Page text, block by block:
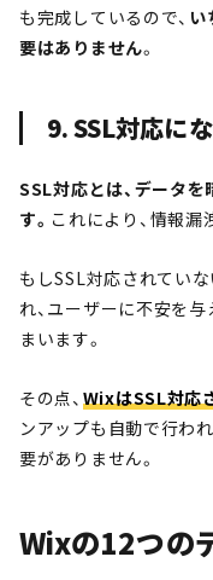
も完成しているので、 い
要はありません。
9. SSL対応に
SSL対応とは、データ
す。 これにより、情報漏
もしSSL対応されてい
れ、ユーザーに不安を
まいます。
その点、 WixはSSL対応
ンアップも自動で行わ
要がありません。
Wixの12つの